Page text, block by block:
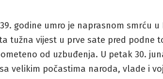
godine umro je naprasnom smrću
tužna vijest u prve sate pred podne
od uzbuđenja. U petak 30.
velikim počastima naroda, vlade i